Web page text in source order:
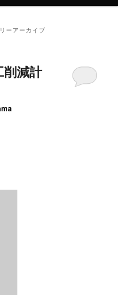
ーアーカイブ
減計